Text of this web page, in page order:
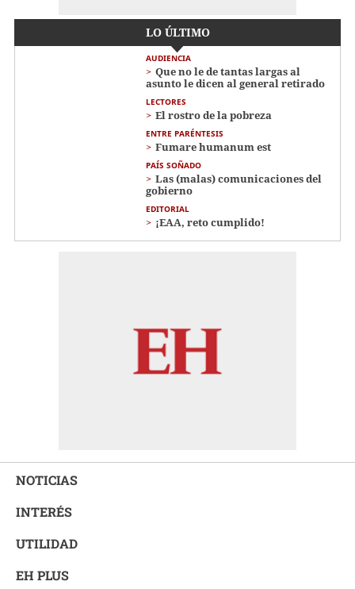
LO ÚLTIMO
AUDIENCIA
Que no le de tantas largas al
asunto le dicen al general retirado
LECTORES
El rostro de la pobreza
ENTRE PARÉNTESIS
Fumare humanum est
PAÍS SOÑADO
Las (malas) comunicaciones del
gobierno
EDITORIAL
¡EAA, reto cumplido!
NOTICIAS
INTERÉS
UTILIDAD
EH PLUS